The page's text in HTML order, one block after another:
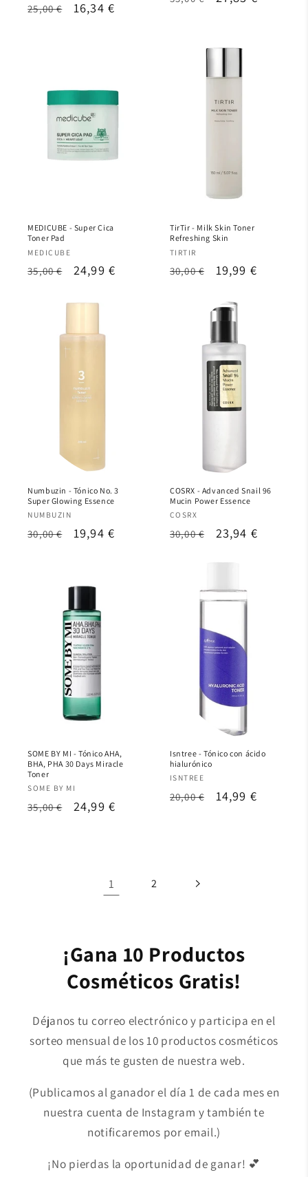
Precio
25,00 €
Precio
16,34 €
MEDICUBE - Super Cica
Toner Pad
Proveedor:
MEDICUBE
Precio
35,00 €
Precio
oferta
24,99 €
TirTir - Milk Skin Toner
Refreshing Skin
Proveedor:
TIRTIR
Precio
30,00 €
Precio
oferta
19,99 €
Numbuzin - Tónico No. 3
Super Glowing Essence
Proveedor:
NUMBUZIN
Precio
30,00 €
Precio
19,94 €
COSRX - Advanced Snail 96
Mucin Power Essence
Proveedor:
COSRX
Precio
30,00 €
Precio
23,94 €
SOME BY MI - Tónico AHA,
BHA, PHA 30 Days Miracle
Toner
Proveedor:
SOME BY MI
Precio
35,00 €
Precio
24,99 €
Isntree - Tónico con ácido
hialurónico
Proveedor:
ISNTREE
Precio
20,00 €
Precio
14,99 €
1 2
¡Gana 10 Productos
Cosméticos Gratis!
Déjanos tu correo electrónico y participa en el
sorteo mensual de los 10 productos cosméticos
que más te gusten de nuestra web.
(Publicamos al ganador el día 1 de cada mes en
nuestra cuenta de Instagram y también te
notificaremos por email.)
¡No pierdas la oportunidad de ganar! 💕